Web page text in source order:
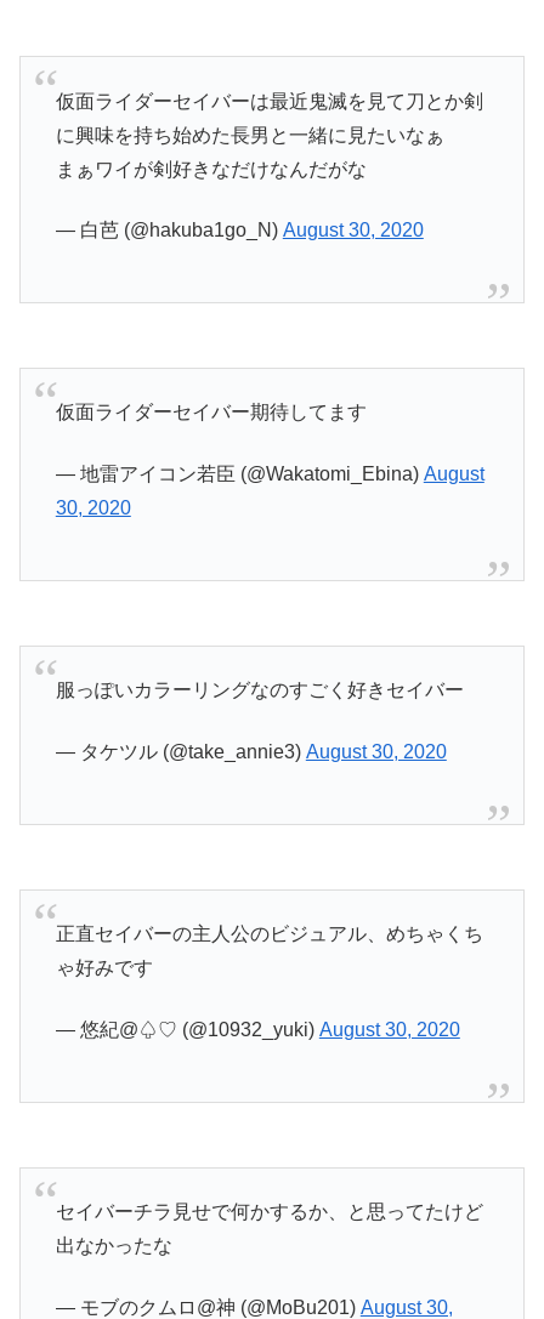
仮面ライダーセイバーは最近鬼滅を見て刀とか剣
に興味を持ち始めた長男と一緒に見たいなぁ
まぁワイが剣好きなだけなんだがな
— 白芭 (@hakuba1go_N) August 30, 2020
仮面ライダーセイバー期待してます
— 地雷アイコン若臣 (@Wakatomi_Ebina) August
30, 2020
服っぽいカラーリングなのすごく好きセイバー
— タケツル (@take_annie3) August 30, 2020
正直セイバーの主人公のビジュアル、めちゃくち
ゃ好みです
— 悠紀@♤♡ (@10932_yuki) August 30, 2020
セイバーチラ見せで何かするか、と思ってたけど
出なかったな
— モブのクムロ@神 (@MoBu201) August 30,